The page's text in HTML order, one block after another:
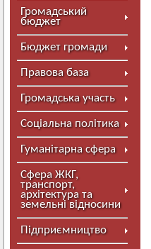
Громадський
бюджет
Бюджет громади
Правова база
Громадська участь
Соціальна політика
Гуманітарна сфера
Сфера ЖКГ,
транспорт,
архітектура та
земельні відносини
Підприємництво